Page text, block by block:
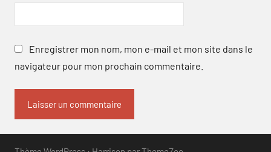
Enregistrer mon nom, mon e-mail et mon site dans le
navigateur pour mon prochain commentaire.